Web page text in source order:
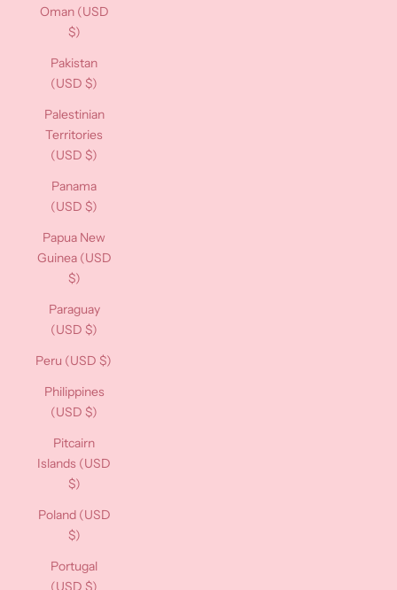
Oman (USD
$)
Pakistan
(USD $)
Palestinian
Territories
(USD $)
Panama
(USD $)
Papua New
Guinea (USD
$)
Paraguay
(USD $)
Peru (USD $)
Philippines
(USD $)
Pitcairn
Islands (USD
$)
Poland (USD
$)
Portugal
(USD $)